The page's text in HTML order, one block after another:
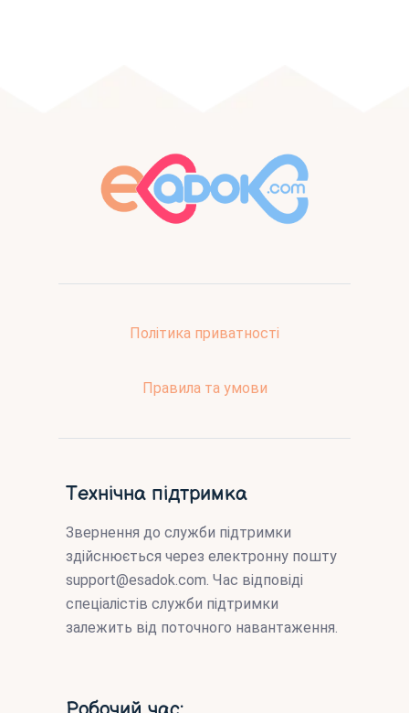
Політика приватності
Правила та умови
Технічна підтримка
Звернення до служби підтримки
здійснюється через електронну пошту
support@esadok.com. Час відповіді
спеціалістів служби підтримки
залежить від поточного навантаження.